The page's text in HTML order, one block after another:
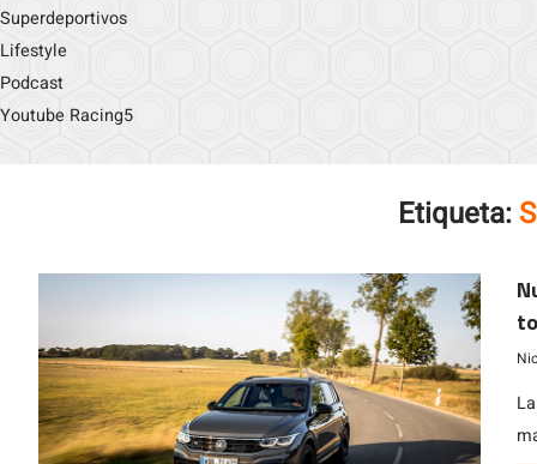
Superdeportivos
Lifestyle
Podcast
Youtube Racing5
Etiqueta: